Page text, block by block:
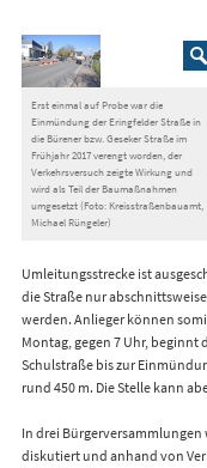
Erst einmal auf Probe war die
Einmündung der Eringfelder Straße in
die Bürener bzw. Geseker Straße im
Frühjahr 2017 verengt worden, der
Verkehrsversuch zeigte Wirkung und
wird als Teil der Baumaßnahmen
umgesetzt (Foto: Kreisstraßenbauamt,
Michael Rüngeler)
Umleitungsstrecke ist
die Straße nur
werden. Anlieger können
Montag, gegen 7 Uhr,
Schulstraße bis zur
rund 450 m. Die Stelle kann
In drei
diskutiert und anhand von